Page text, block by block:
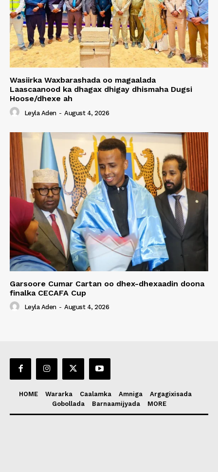
Wasiirka Waxbarashada oo magaalada
Laascaanood ka dhagax dhigay dhismaha Dugsi
Hoose/dhexe ah
Leyla Aden - August 4, 2026
Garsoore Cumar Cartan oo dhex-dhexaadin doona
finalka CECAFA Cup
Leyla Aden - August 4, 2026
HOME Wararka Caalamka Amniga
Argagixisada
Gobollada
Barnaamijyada MORE